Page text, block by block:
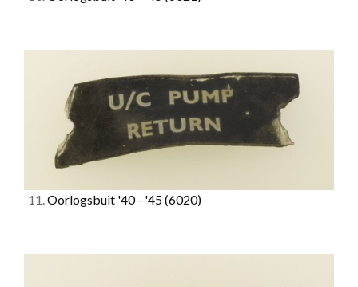
11.Oorlogsbuit '40 - '45(6020)